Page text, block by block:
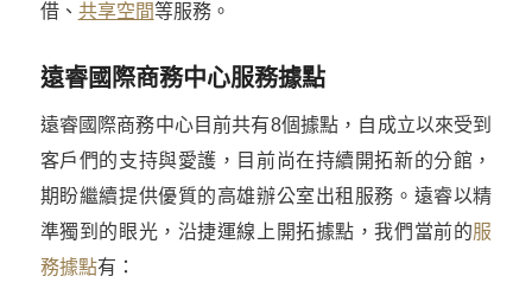
借、 共享空間等服務。
遠睿國際商務中心服務據點
遠睿國際商務中心目前共有8個據點，自成立以來受到
客戶們的支持與愛護，目前尚在持續開拓新的分館，
期盼繼續提供優質的高雄辦公室出租服務。遠睿以精
準獨到的眼光，沿捷運線上開拓據點，我們當前的服
務據點有：